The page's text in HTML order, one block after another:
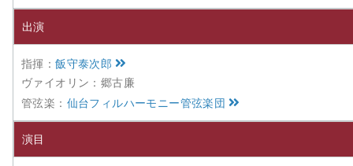
出演
指揮：飯守泰次郎
ヴァイオリン：郷古廉
管弦楽： 仙台フィルハーモニー管弦楽団
演目